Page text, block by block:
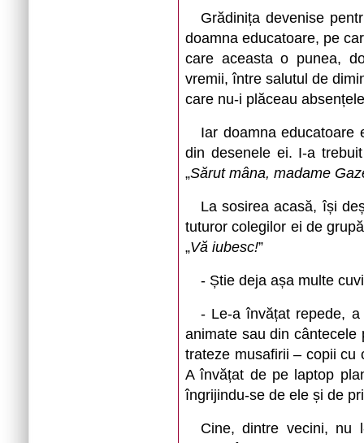
Grădinița devenise
doamna educatoare, pe
care aceasta o punea,
vremii, între salutul de
care nu-i plăceau
Iar doamna educatoare
din desenele ei. I-a
„Sărut mâna, madame
La sosirea acasă, își
tuturor colegilor ei de
„Vă iubesc!”
- Știe deja așa multe
- Le-a învățat repede,
animate sau din cântecele
trateze musafirii – copii cu
A învățat de pe laptop
îngrijindu-se de ele și de
Cine, dintre vecini, nu